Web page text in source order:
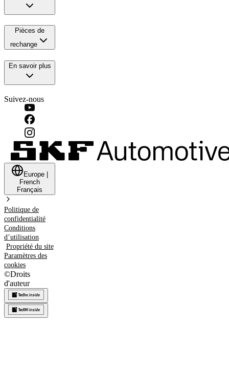
Pièces de
rechange
En savoir plus
Suivez-nous
Europe
French
Français
Politique de
confidentialité
Conditions
d’utilisation
Propriété du site
Paramètres des
cookies
©Droits
d'auteur